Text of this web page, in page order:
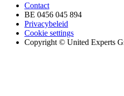
Contact
BE 0456 045 894
Privacybeleid
Cookie settings
Copyright © United Experts